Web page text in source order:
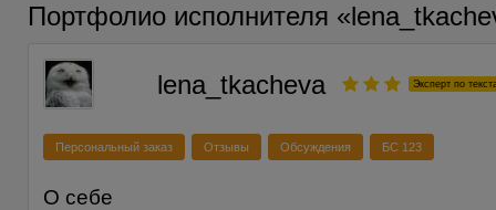
Портфолио исполнителя
lena_tkacheva Эксперт по
Персональный заказ Отзывы Обсуждения БС 123
О себе